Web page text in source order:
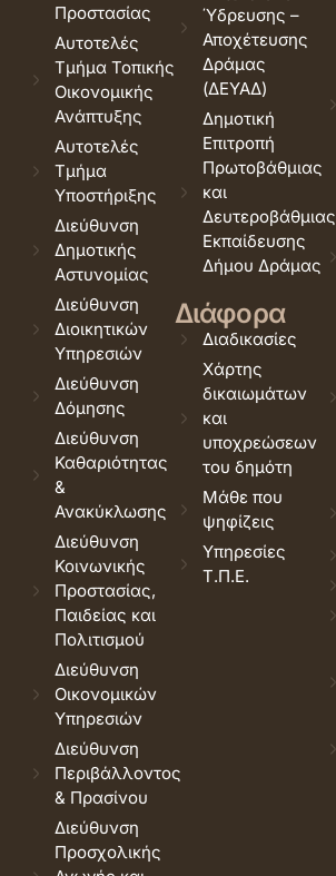
Προστασίας
Αυτοτελές
Τμήμα Τοπικής
Οικονομικής
Ανάπτυξης
Αυτοτελές
Τμήμα
Υποστήριξης
Διεύθυνση
Δημοτικής
Αστυνομίας
Διεύθυνση
Διοικητικών
Υπηρεσιών
Διεύθυνση
Δόμησης
Διεύθυνση
Καθαριότητας
&
Ανακύκλωσης
Διεύθυνση
Κοινωνικής
Προστασίας,
Παιδείας και
Πολιτισμού
Διεύθυνση
Οικονομικών
Υπηρεσιών
Διεύθυνση
Περιβάλλοντος
& Πρασίνου
Διεύθυνση
Προσχολικής
Ύδρευσης –
Αποχέτευσης
Δράμας
(ΔΕΥΑΔ)
Δημοτική
Επιτροπή
Πρωτοβάθμιας
και
Δευτεροβάθμιας
Εκπαίδευσης
Δήμου Δράμας
Διάφορα
Διαδικασίες
Χάρτης
δικαιωμάτων
και
υποχρεώσεων
του δημότη
Μάθε που
ψηφίζεις
Υπηρεσίες
Τ.Π.Ε.